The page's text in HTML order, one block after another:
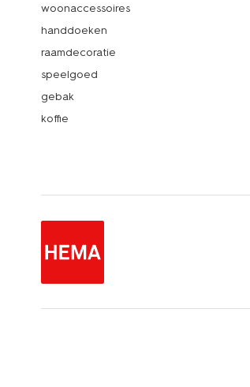
woonaccessoires
handdoeken
raamdecoratie
speelgoed
gebak
koffie